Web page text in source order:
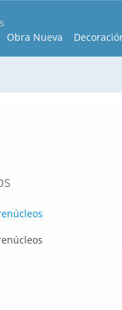
Obra Nueva